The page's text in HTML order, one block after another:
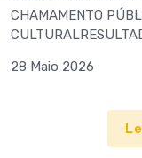
CHAMAMENTO
CONCESSÃO DE
28 Maio 2026